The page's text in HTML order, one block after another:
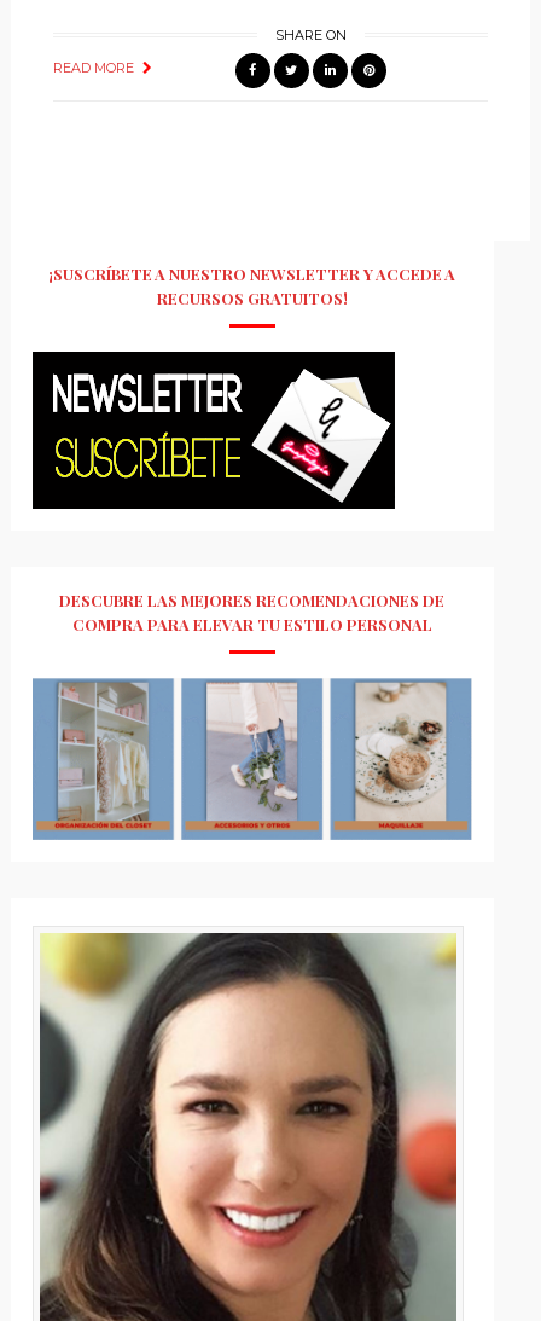
READ MORE
SHARE ON
¡SUSCRÍBETE A NUESTRO NEWSLETTER Y ACCEDE A
RECURSOS GRATUITOS!
DESCUBRE LAS MEJORES RECOMENDACIONES DE
COMPRA PARA ELEVAR TU ESTILO PERSONAL